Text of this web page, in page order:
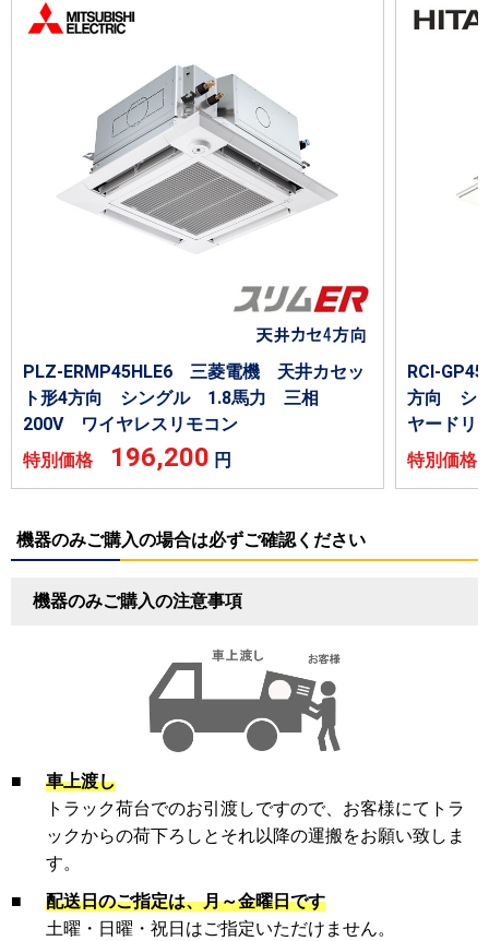
PLZ-ERMP45HLE6 三菱電機 天井カセッ
ト形4方向 シングル 1.8馬力 三相
200V ワイヤレスリモコン
特別価格
196,200 円
RCI-
方向 シ
ヤードリ
特別価
機器のみご購入の場合は必ずご確認ください
機器のみご購入の注意事項
■
車上渡し
トラック荷台でのお引渡しですので、お客様にてトラ
ックからの荷下ろしとそれ以降の運搬をお願い致しま
す。
■
配送日のご指定は、月～金曜日です
土曜・日曜・祝日はご指定いただけません。